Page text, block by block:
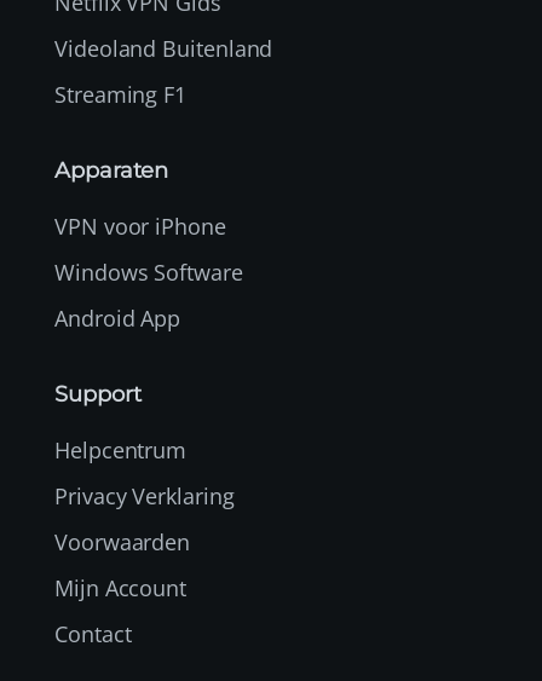
Videoland Buitenland
Streaming F1
Apparaten
VPN voor iPhone
Windows Software
Android App
Support
Helpcentrum
Privacy Verklaring
Voorwaarden
Mijn Account
Contact